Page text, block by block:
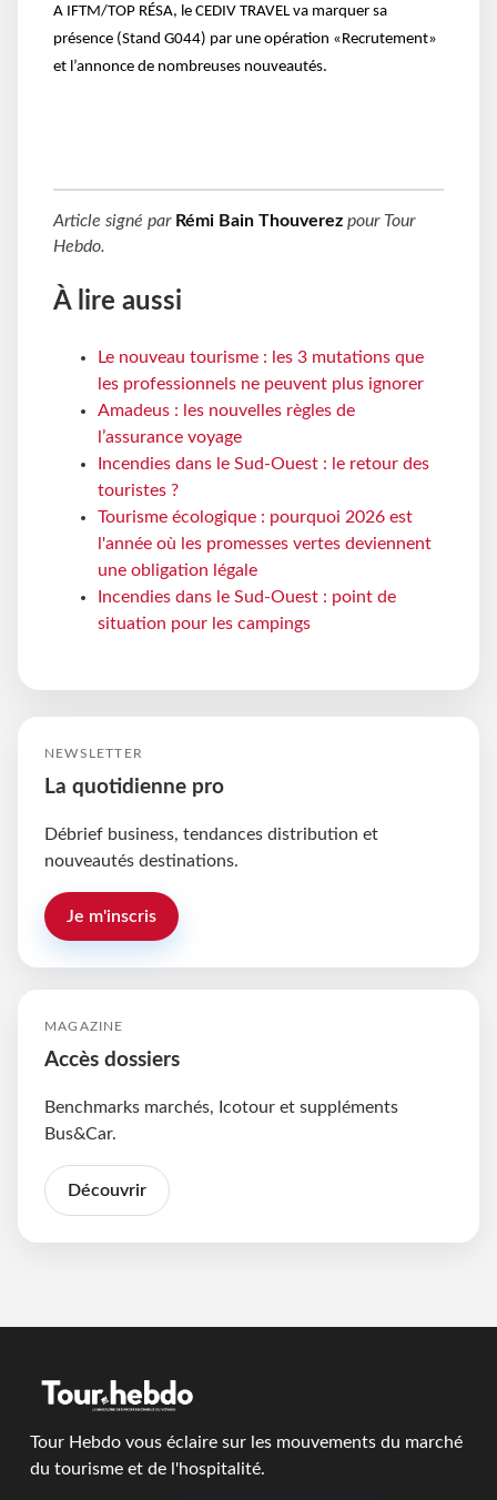
A IFTM/TOP RÉSA, le CEDIV TRAVEL va marquer sa
présence (Stand G044) par une opération «Recrutement»
et l’annonce de nombreuses nouveautés.
Article signé par Rémi Bain Thouverez pour Tour
Hebdo.
À lire aussi
Le nouveau tourisme : les 3 mutations que
les professionnels ne peuvent plus ignorer
Amadeus : les nouvelles règles de
l’assurance voyage
Incendies dans le Sud-Ouest : le retour des
touristes ?
Tourisme écologique : pourquoi 2026 est
l'année où les promesses vertes deviennent
une obligation légale
Incendies dans le Sud-Ouest : point de
situation pour les campings
NEWSLETTER
La quotidienne pro
Débrief business, tendances distribution et
nouveautés destinations.
Je m'inscris
MAGAZINE
Accès dossiers
Benchmarks marchés, Icotour et suppléments
Bus&Car.
Découvrir
Tour Hebdo vous éclaire sur les mouvements du marché
du tourisme et de l'hospitalité.